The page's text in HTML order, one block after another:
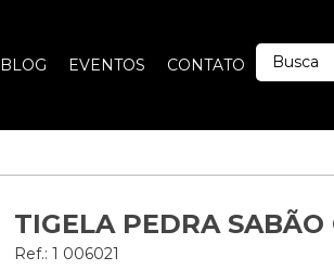
BLOG EVENTOS CONTATO
TIGELA PEDRA SABÃO
Ref.: 1 006021